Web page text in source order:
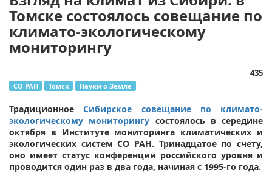
Томске состоялось совещание по
климато-экологическому
мониторингу
435
СО РАН Томск Науки о Земле
ТрадиционноеСибирское совещание по климато-
экологическому мониторингу состоялось в середине
октября в Институте мониторинга климатических и
экологических систем СО РАН. Тринадцатое по счету,
оно имеет статус конференции российского уровня и
проводится один раз в два года, начиная с 1995-го года.